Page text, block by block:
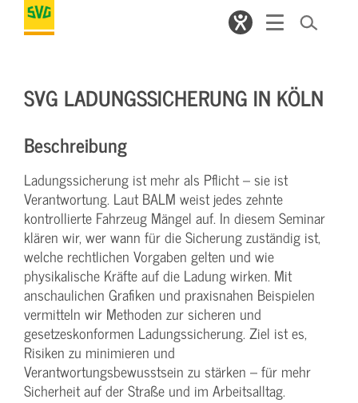
SVG LADUNGSSICHERUNG IN KÖLN
Beschreibung
Ladungssicherung ist mehr als Pflicht – sie ist
Verantwortung. Laut BALM weist jedes zehnte
kontrollierte Fahrzeug Mängel auf. In diesem Seminar
klären wir, wer wann für die Sicherung zuständig ist,
welche rechtlichen Vorgaben gelten und wie
physikalische Kräfte auf die Ladung wirken. Mit
anschaulichen Grafiken und praxisnahen Beispielen
vermitteln wir Methoden zur sicheren und
gesetzeskonformen Ladungssicherung. Ziel ist es,
Risiken zu minimieren und
Verantwortungsbewusstsein zu stärken – für mehr
Sicherheit auf der Straße und im Arbeitsalltag.